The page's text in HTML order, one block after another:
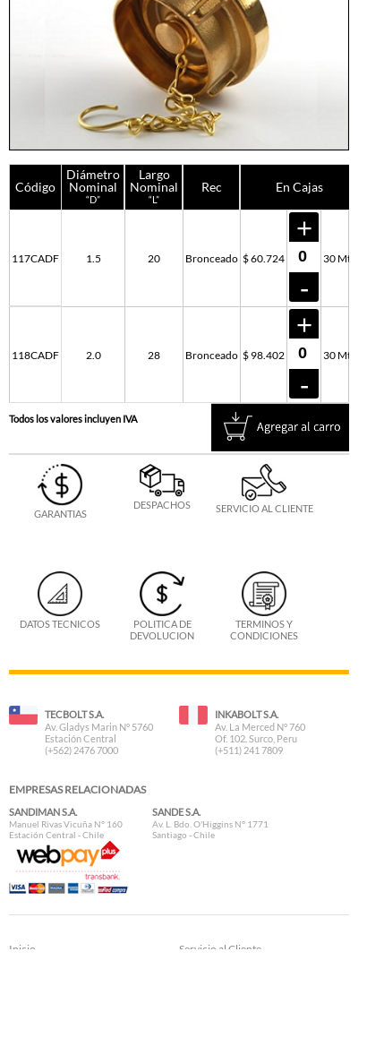
Código
Diámetro
Nominal
“D”
Largo
Nominal
“L”
Rec En Cajas
117CADF 1.5 20 Bronceado $ 60.724 30 Mts
118CADF 2.0 28 Bronceado $ 98.402 30 Mts
Todos los valores incluyen IVA
GARANTIAS
DESPACHOS SERVICIO AL CLIENTE
DATOS TECNICOS
POLITICA DE
DEVOLUCION
TERMINOS Y
CONDICIONES
TECBOLT S.A.
Av. Gladys Marin N° 5760
Estación Central
(+562) 2476 7000
INKABOLT S.A.
Av. La Merced N° 760
Of. 102. Surco, Peru
(+511) 241 7809
EMPRESAS RELACIONADAS
SANDIMAN S.A.
Manuel Rivas Vicuña N° 160
Estación Central - Chile
SANDE S.A.
Av. L. Bdo. O'Higgins N° 1771
Santiago - Chile
Inicio Servicio al Cliente